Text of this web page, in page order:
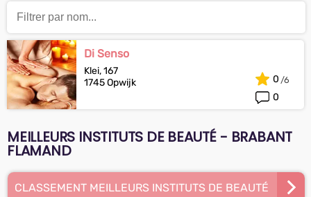
Di Senso
Klei, 167
1745 Opwijk
0
0
MEILLEURS INSTITUTS DE BEAUTÉ - BRABANT
FLAMAND
CLASSEMENT MEILLEURS INSTITUTS DE BEAUTÉ